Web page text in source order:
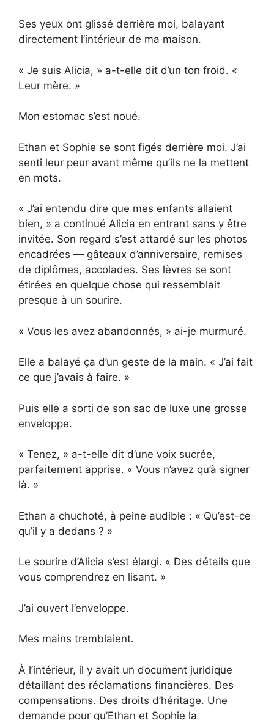
Ses yeux ont glissé derrière moi, balayant
directement l’intérieur de ma maison.
« Je suis Alicia, » a-t-elle dit d’un ton froid. «
Leur mère. »
Mon estomac s’est noué.
Ethan et Sophie se sont figés derrière moi. J’ai
senti leur peur avant même qu’ils ne la mettent
en mots.
« J’ai entendu dire que mes enfants allaient
bien, » a continué Alicia en entrant sans y être
invitée. Son regard s’est attardé sur les photos
encadrées — gâteaux d’anniversaire, remises
de diplômes, accolades. Ses lèvres se sont
étirées en quelque chose qui ressemblait
presque à un sourire.
« Vous les avez abandonnés, » ai-je murmuré.
Elle a balayé ça d’un geste de la main. « J’ai fait
ce que j’avais à faire. »
Puis elle a sorti de son sac de luxe une grosse
enveloppe.
« Tenez, » a-t-elle dit d’une voix sucrée,
parfaitement apprise. « Vous n’avez qu’à signer
là. »
Ethan a chuchoté, à peine audible : « Qu’est-ce
qu’il y a dedans ? »
Le sourire d’Alicia s’est élargi. « Des détails que
vous comprendrez en lisant. »
J’ai ouvert l’enveloppe.
Mes mains tremblaient.
À l’intérieur, il y avait un document juridique
détaillant des réclamations financières. Des
compensations. Des droits d’héritage. Une
demande pour qu’Ethan et Sophie la